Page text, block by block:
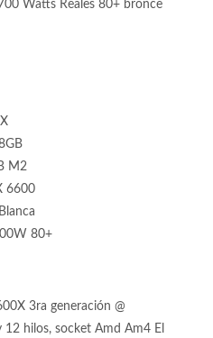
Unidad de almacenamiendo
Glacius V2 Blanca con 1
Watts Reales 80+ bronce
M2
80+